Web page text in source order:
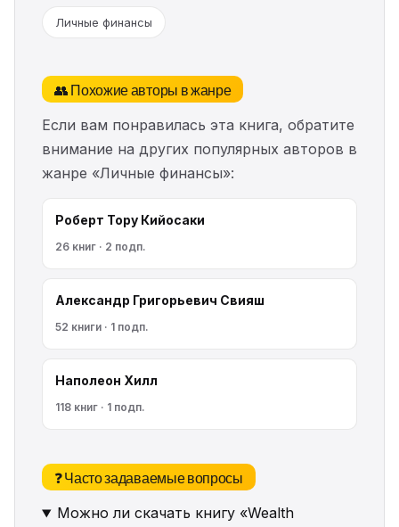
Личные финансы
👥 Похожие авторы в жанре
Если вам понравилась эта книга, обратите
внимание на других популярных авторов в
жанре «Личные финансы»:
Роберт Тору Кийосаки
26 книг · 2 подп.
Александр Григорьевич Свияш
52 книги · 1 подп.
Наполеон Хилл
118 книг · 1 подп.
❓ Часто задаваемые вопросы
Можно ли скачать книгу «Wealth